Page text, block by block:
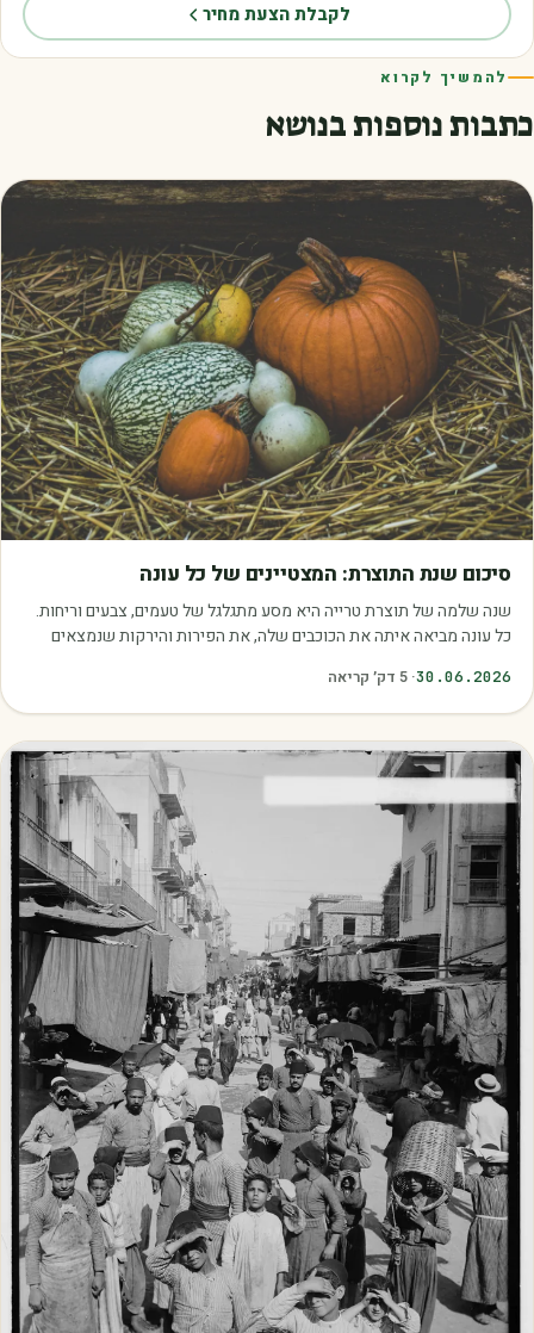
לקבלת הצעת מחיר
להמשיך לקרוא
כתבות נוספות בנושא
סיכום שנת התוצרת: המצטיינים של כל עונה
שנה שלמה של תוצרת טרייה היא מסע מתגלגל של טעמים, צבעים וריחות.
כל עונה מביאה איתה את הכוכבים שלה, את הפירות והירקות שנמצאים
30.06.2026
·
5 דק׳ קריאה